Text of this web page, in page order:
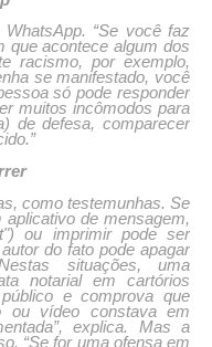
“Se você faz
que acontece algum dos
racismo, por exemplo,
se manifestado, você
só pode responder
muitos incômodos para
de defesa, comparecer
como testemunhas. Se
de mensagem,
ou imprimir pode ser
do fato pode apagar
situações, uma
notarial em cartórios
e comprova que
ou vídeo constava em
explica. Mas a
“Se for uma ofensa em